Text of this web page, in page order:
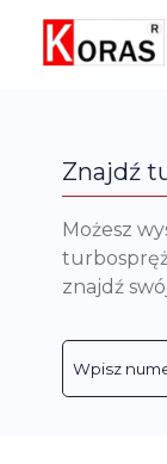
Znajdź
Możesz
znajdź